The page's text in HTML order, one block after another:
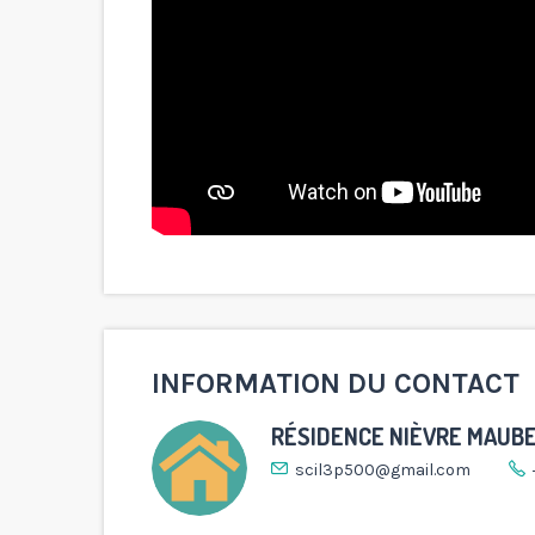
INFORMATION DU CONTACT
RÉSIDENCE NIÈVRE
scil3p500@gmail.com